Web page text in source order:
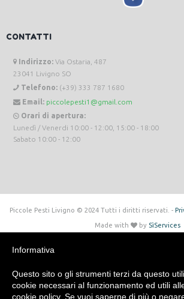
CONTATTI
Indirizzo: Via Ostaria, 487
23041 Livigno SO
Telefono: (+39) 333 787 1680
Email: piccolepesti1@gmail.com
Orari di apertura:
Lunedì / Venerdi 10:00 - 12:00, 15:00 - 18:00
Sabato 10:00 - 12:00
Piccole Pesti Livigno © 2024 Tutti i diritti riservati. -
Made with by SìServices
Informativa
Questo sito o gli strumenti terzi da questo
cookie necessari al funzionamento ed utili
cookie policy. Se vuoi saperne di più o